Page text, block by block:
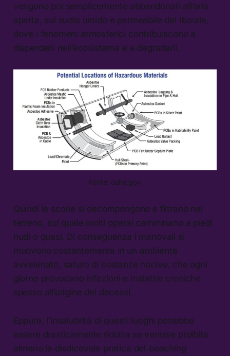
vengono poi semplicemente abbandonati all’aria
aperta, sul suolo umido e permeabile del litorale,
dove i fenomeni atmosferici contribuiscono a
disperderli nell’ecosistema e a degradarli.
Fonte: osha.gov
Quindi le scorie si decompongono e filtrano nel
terreno, sul quale molti operai camminano a piedi
nudi o quasi. Di conseguenza i manovali si
muovono costantemente in un ambiente
avvelenato, saturo di sostanze nocive, che ogni
giorno provocano infezioni e malattie croniche
spesso all’origine dei decessi.
Eppure, l’insalubrità di questi luoghi potrebbe
essere drasticamente ridotta se venisse proibita
almeno la disdicevole pratica del beaching